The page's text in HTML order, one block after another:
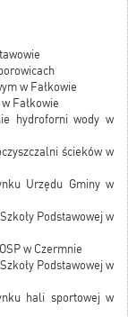
w Fałkowie
Fałkowie
hydroforni wody w
ścieków w
Urzędu Gminy w
Podstawowej w
w Czermnie
Podstawowej w
hali sportowej w